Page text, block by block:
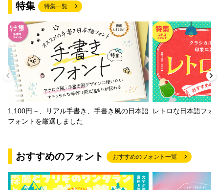
特集 特集一覧
1,100円～、リアル手書き、手書き風の日本語
フォントを厳選しました
レトロな日本語フォ
おすすめのフォント おすすめのフォント一覧